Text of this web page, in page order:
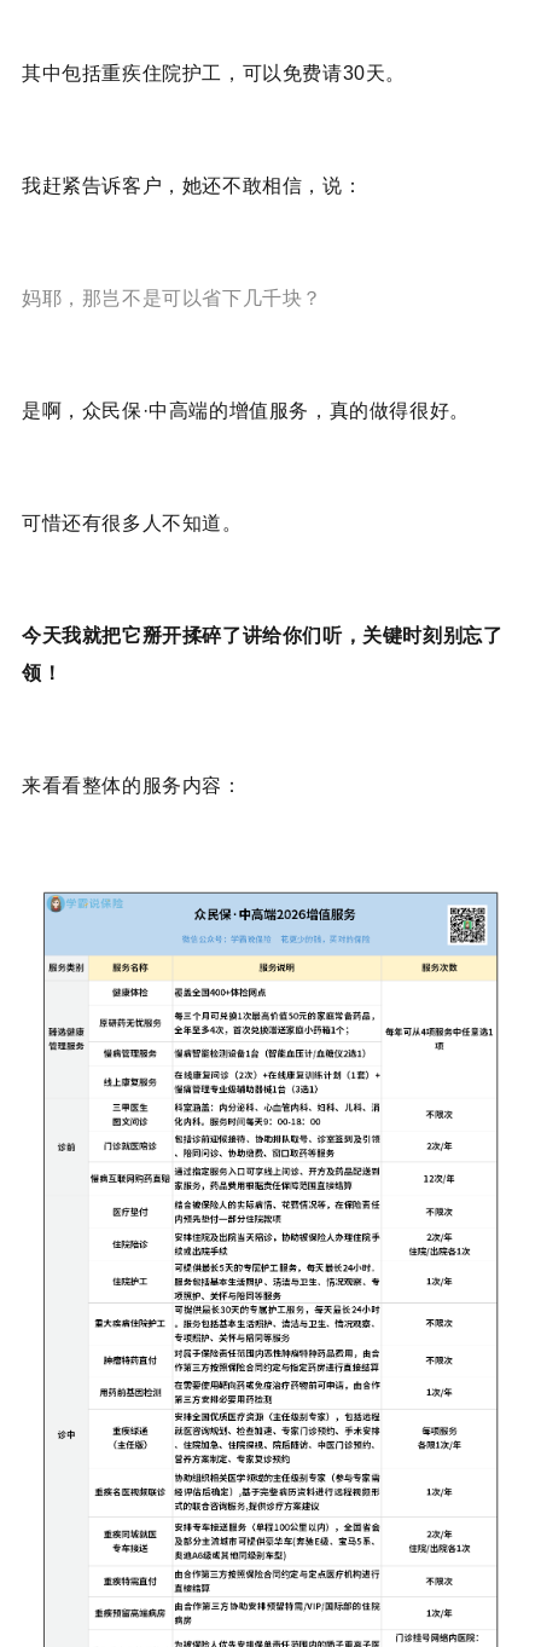
其中包括重疾住院护工，可以免费请30天。
我赶紧告诉客户，她还不敢相信，说：
妈耶，那岂不是可以省下几千块？
是啊，众民保·中高端的增值服务，真的做得很好。
可惜还有很多人不知道。
今天我就把它掰开揉碎了讲给你们听，关键时刻别忘了
领！
来看看整体的服务内容：